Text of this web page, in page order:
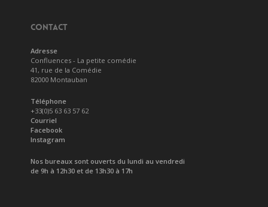
CONTACT
Adresse
Confluences - La petite comédie
41, rue de la Comédie
82000 Montauban
Téléphone
+33(0)5 63 63 57 62
Courriel
Facebook
Instagram
Nos bureaux sont ouverts du lundi au vendredi
de 9h à 12h30 et de 13h30 à 17h